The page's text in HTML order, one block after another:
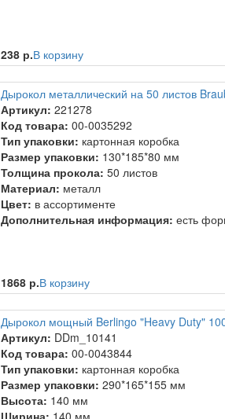
238 р.В корзину
Дырокол металлический на 50 листов
Артикул: 221278
Код товара: 00-0035292
Тип упаковки: картонная коробка
Размер упаковки: 130*185*80 мм
Толщина прокола: 50 листов
Материал: металл
Цвет: в ассортименте
Дополнительная информация: есть
1868 р.В корзину
Дырокол мощный Berlingo "Heavy Duty"
Артикул: DDm_10141
Код товара: 00-0043844
Тип упаковки: картонная коробка
Размер упаковки: 290*165*155 мм
Высота: 140 мм
Ширина: 140 мм